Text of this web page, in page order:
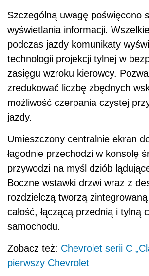
Szczególną uwagę poświęcono
wyświetlania informacji.
podczas jazdy komunikaty
technologii projekcji tylnej w
zasięgu wzroku kierowcy.
zredukować liczbę zbędnych
możliwość czerpania czystej
jazdy.
Umieszczony centralnie ekran
łagodnie przechodzi w konsolę
przywodzi na myśl dziób
Boczne wstawki drzwi wraz z
rozdzielczą tworzą
całość, łączącą przednią i tylną
samochodu.
Zobacz też: Chevrolet serii C
pierwszy Chevrolet